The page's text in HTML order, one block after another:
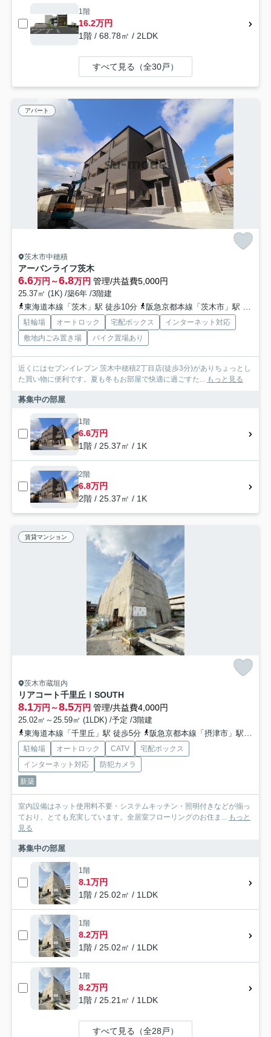
1階
16.2万円
1階 / 68.78㎡ / 2LDK
すべて見る（全30戸）
アパート
茨木市中穂積
アーバンライフ茨木
6.6万円～6.8万円 管理/共益費5,000円
25.37㎡ (1K) /築6年 /3階建
東海道本線「茨木」駅 徒歩10分
阪急京都本線「茨木市」駅 徒歩25分
駐輪場 オートロック 宅配ボックス
インターネット対応
敷地内ごみ置き場
バイク置場あり
近くにはセブンイレブン 茨木中穂積2丁目店(徒歩3分)がありちょっとし
た買い物に便利です。夏も冬もお部屋で快適に過ごすた...
もっと見る
募集中の部屋
1階
6.6万円
1階 / 25.37㎡ / 1K
2階
6.8万円
2階 / 25.37㎡ / 1K
賃貸マンション
茨木市蔵垣内
リアコート千里丘ⅠSOUTH
8.1万円～8.5万円 管理/共益費4,000円
25.02㎡～25.59㎡ (1LDK) /予定 /3階建
東海道本線「千里丘」駅 徒歩5分
阪急京都本線「摂津市」駅 徒歩14分
駐輪場 オートロック CATV
宅配ボックス
インターネット対応
防犯カメラ
新築
室内設備はネット使用料不要・システムキッチン・照明付きなどが揃っ
ており、とても充実しています。全居室フローリングのお住ま...
もっと
見る
募集中の部屋
1階
8.1万円
1階 / 25.02㎡ / 1LDK
1階
8.2万円
1階 / 25.02㎡ / 1LDK
1階
8.2万円
1階 / 25.21㎡ / 1LDK
すべて見る（全28戸）